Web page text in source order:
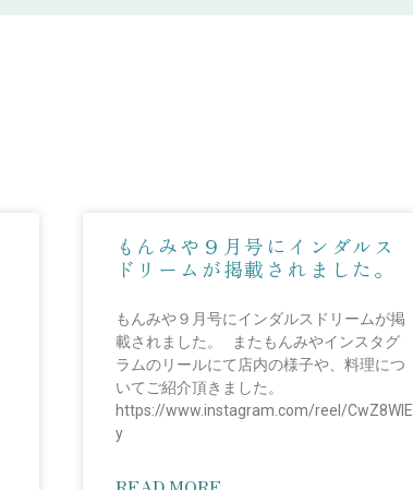
もんみや９月号にインダルス
ドリームが掲載されました。
もんみや９月号にインダルスドリームが掲
載されました。 またもんみやインスタグ
ラムのリールにて店内の様子や、料理につ
いてご紹介頂きました。
https://www.instagram.com/reel/CwZ8WlE
y